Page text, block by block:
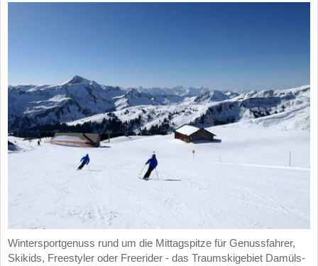
Wintersportgenuss rund um die Mittagspitze für Genussfahrer,
Skikids, Freestyler oder Freerider - das Traumskigebiet Damüls-